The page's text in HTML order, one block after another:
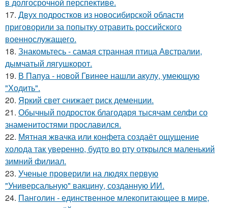
17. Двух подростков из новосибирской области
приговорили за попытку отравить российского
военнослужащего.
18. Знакомьтесь - самая странная птица Австралии,
дымчатый лягушкорот.
19. В Папуа - новой Гвинее нашли акулу, умеющую
"Ходить".
20. Яркий свет снижает риск деменции.
21. Обычный подросток благодаря тысячам селфи со
знаменитостями прославился.
22. Мятная жвачка или конфета создаёт ощущение
холода так уверенно, будто во рту открылся маленький
зимний филиал.
23. Ученые проверили на людях первую
"Универсальную" вакцину, созданную ИИ.
24. Панголин - единственное млекопитающее в мире,